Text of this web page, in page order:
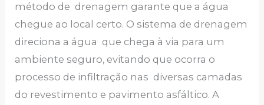
método de drenagem garante que a água
chegue ao local certo. O sistema de drenagem
direciona a água que chega à via para um
ambiente seguro, evitando que ocorra o
processo de infiltração nas diversas camadas
do revestimento e pavimento asfáltico. A